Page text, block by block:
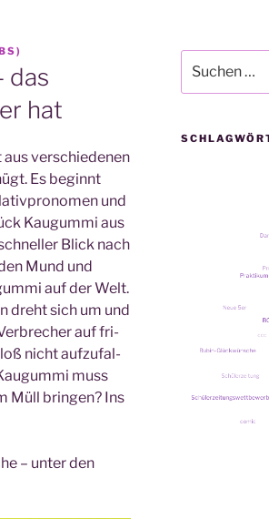
das
hat
ver­schie­de­nen
Es beginnt
und
Kau­gum­mi aus
Blick nach
Mund und
auf der Welt.
dreht sich um und
auf fri­
nicht auf­zu­fal­
muss
Müll brin­gen? Ins
– unter den
nach: